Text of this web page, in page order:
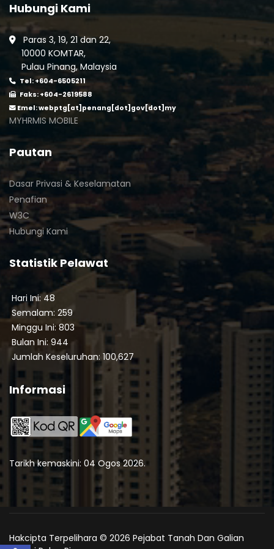
Hubungi Kami
Paras 3, 19, 21 dan 22,
10000 KOMTAR,
Pulau Pinang, Malaysia
Tel: +604-6505211
Faks: +604-2619588
Emel:webptg[at]penang[dot]gov[dot]my
MYHRMIS MOBILE
Pautan
Dasar Privasi & Keselamatan
Penafian
W3C
Hubungi Kami
Statistik Pelawat
Hari Ini: 48
Semalam: 259
Minggu Ini: 803
Bulan Ini: 944
Jumlah Keseluruhan: 100,627
Informasi
Tarikh kemaskini: 04 Ogos 2026.
Hakcipta Terpelihara © 2026 Pejabat Tanah Dan Galian